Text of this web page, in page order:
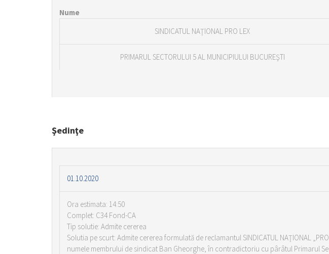
Nume
SINDICATUL NAŢIONAL PRO LEX
PRIMARUL SECTORULUI 5 AL MUNICIPIULUI BUCUREŞTI
Şedinţe
01.10.2020
Ora estimata: 14:50
Complet: C34 Fond-CA
Tip solutie: Admite cererea
Solutia pe scurt: Admite cererea formulată de reclamantul SINDICATUL NAŢIONAL
numele membrului de sindicat Ban Gheorghe, în contradictoriu cu pârâtul Primarul